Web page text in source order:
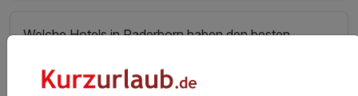
Welche Hotels in Paderborn haben den besten